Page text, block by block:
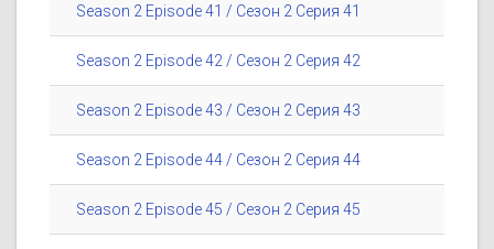
Season 2 Episode 41 / Сезон 2 Серия 41
Season 2 Episode 42 / Сезон 2 Серия 42
Season 2 Episode 43 / Сезон 2 Серия 43
Season 2 Episode 44 / Сезон 2 Серия 44
Season 2 Episode 45 / Сезон 2 Серия 45